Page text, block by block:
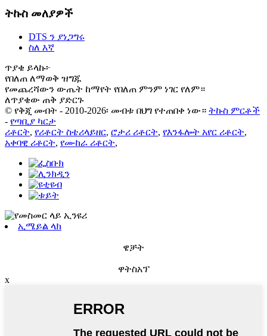
ትኩስ መለያዎች
DTS ን ያነጋግሩ
ስለ እኛ
ጥያቄ ይላኩ፦
የበለጠ ለማወቅ ዝግጁ
የመጨረሻውን ውጤት ከማየት የበለጠ ምንም ነገር የለም።
ለጥያቄው ጠቅ ያድርጉ
© የቅጂ መብት - 2010-2026፡ መብቱ በህግ የተጠበቀ ነው። ትኩስ ምርቶች
- የጣቢያ ካርታ
ሪቶርት, የሪቶርት ስቴሪላይዘር, ሮታሪ ሪቶርት, የእንፋሎት አየር ሪቶርት,
አቀባዊ ሪቶርት, የሙከራ ሪቶርት,
ኢሜይል ላክ
ዌቻት
ዋትስአፕ
x